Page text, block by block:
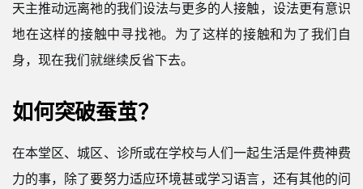
天主推动远离祂的我们设法与更多的人接触，设法更有意识
地在这样的接触中寻找祂。为了这样的接触和为了我们自
身，现在我们就继续反省下去。
如何突破蚕茧？
在本堂区、城区、诊所或在学校与人们一起生活是件费神费
力的事，除了要努力适应环境甚或学习语言，还有其他的问